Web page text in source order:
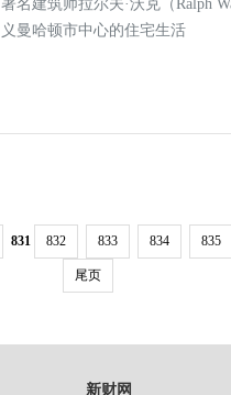
著名建筑师拉尔夫·沃克（Ralph
义曼哈顿市中心的住宅生活
831 832 833 834 835
尾页
新财网